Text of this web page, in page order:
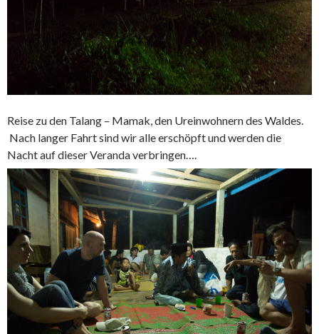
Reise zu den Talang – Mamak, den Ureinwohnern des Waldes.
Nach langer Fahrt sind wir alle erschöpft und werden die
Nacht auf dieser Veranda verbringen….